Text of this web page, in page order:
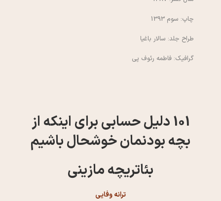
چاپ: سوم 1393
طراح جلد: سالار باغیا
گرافیک: فاطمه رئوف پی
101 دلیل حسابی برای اینکه از
بچه بودنمان خوشحال باشیم
بئاتریچه مازینی
ترانه وفایی